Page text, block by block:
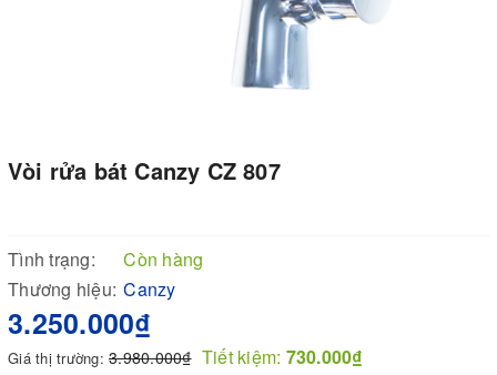
Vòi rửa bát Canzy CZ 807
Tình trạng:
Còn hàng
Thương hiệu: Canzy
3.250.000₫
Giá thị trường: 3.980.000₫ Tiết kiệm: 730.000₫